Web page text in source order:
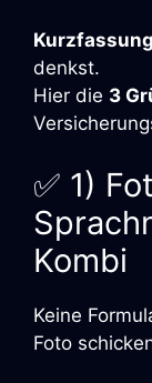
denkst.
Hier die 3
✅ 1)
Kombi
Keine
Foto